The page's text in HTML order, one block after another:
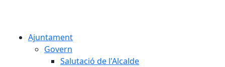
Ajuntament
Govern
Salutació de l'Alcalde